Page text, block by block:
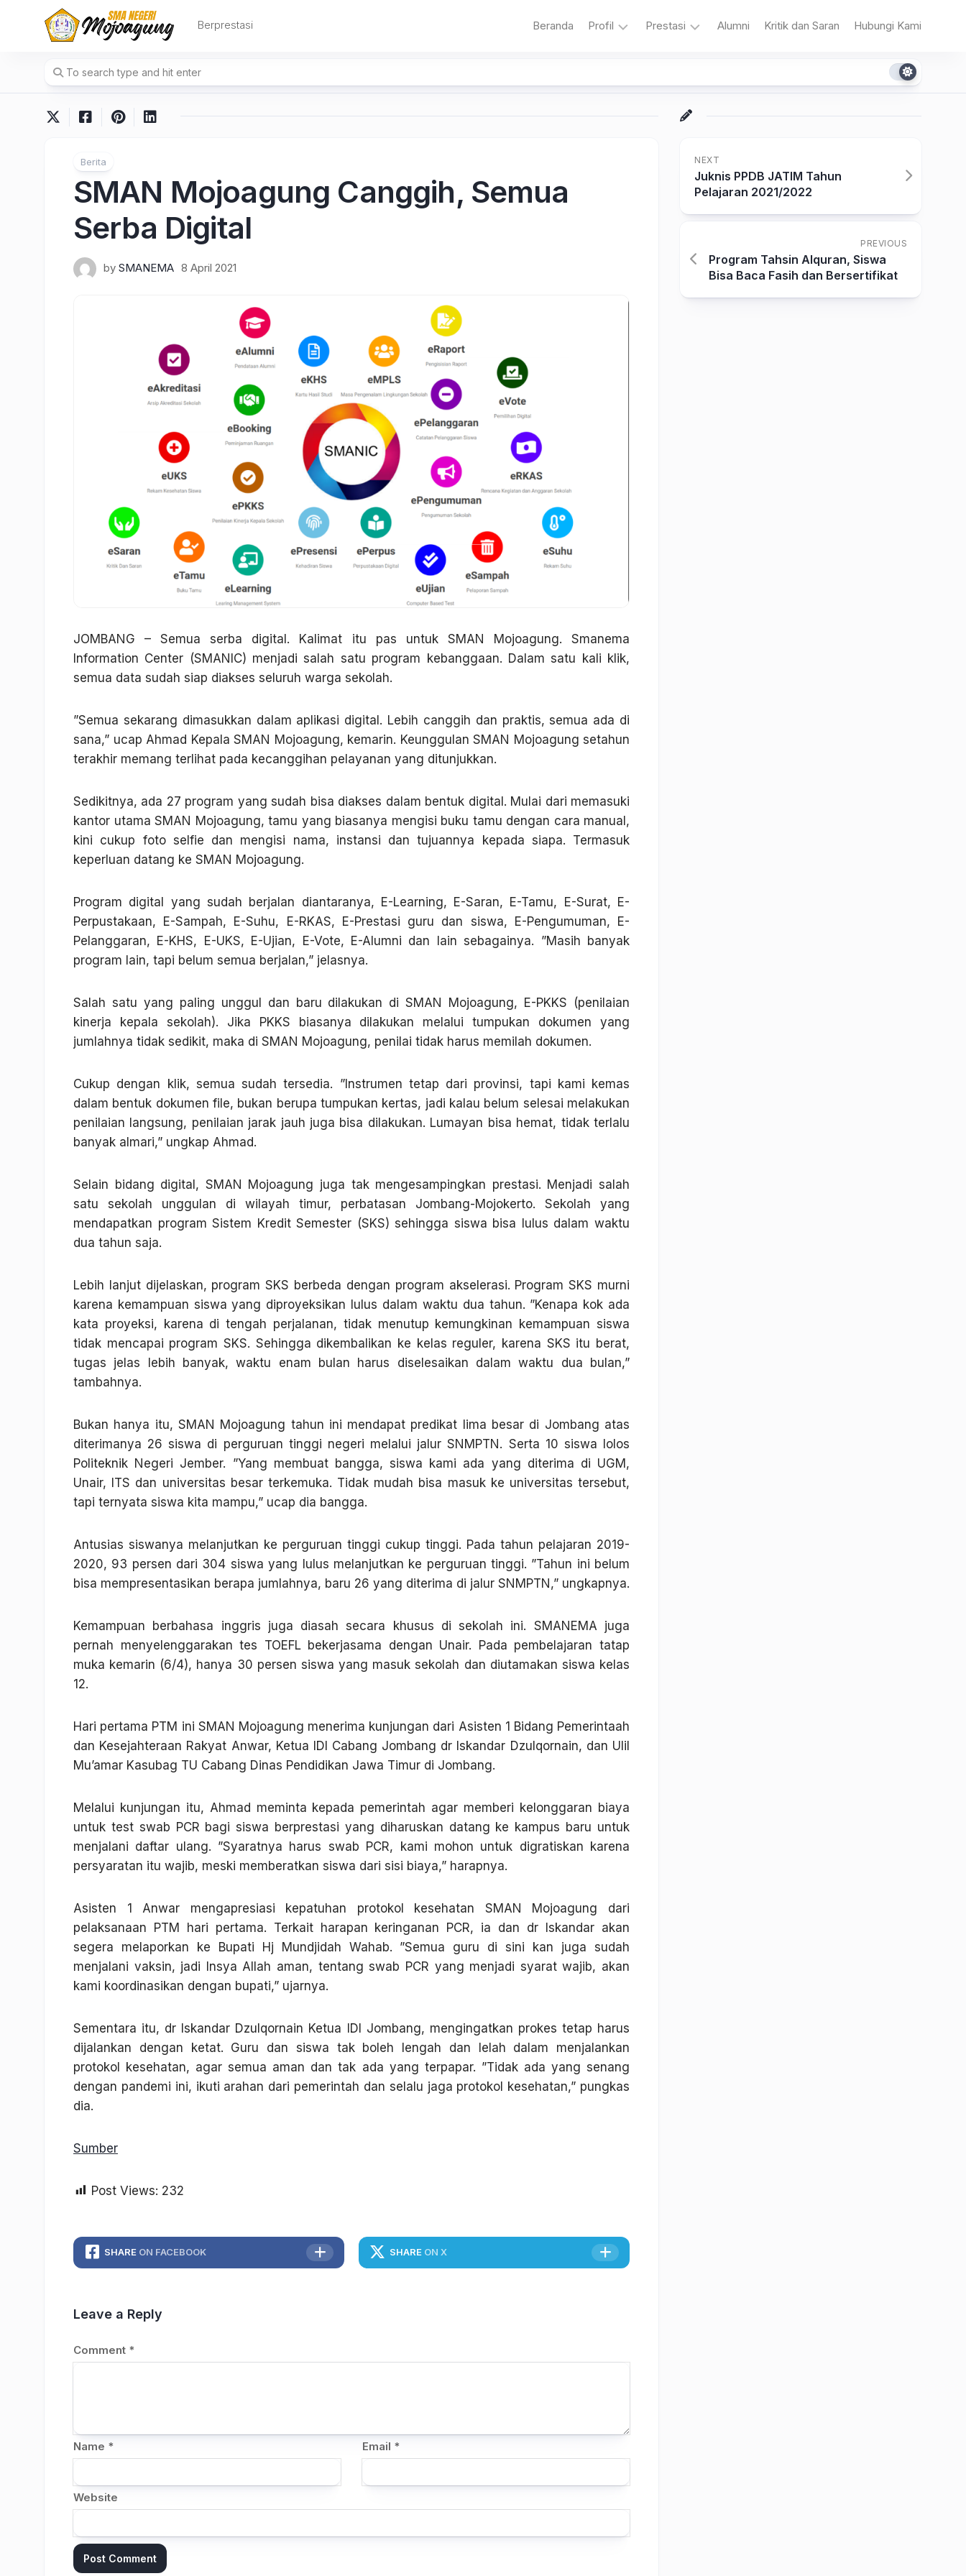
Berprestasi Beranda Profil
Sekolah
Prestasi
Akademik
Alumni Kritik dan Saran Hubungi Kami
Berita
SMAN Mojoagung Canggih, Semua
Serba Digital
by SMANEMA 8 April 2021
JOMBANG – Semua serba digital. Kalimat itu pas untuk SMAN Mojoagung. Smanema
Information Center (SMANIC) menjadi salah satu program kebanggaan. Dalam satu kali klik,
semua data sudah siap diakses seluruh warga sekolah.
”Semua sekarang dimasukkan dalam aplikasi digital. Lebih canggih dan praktis, semua ada di
sana,” ucap Ahmad Kepala SMAN Mojoagung, kemarin. Keunggulan SMAN Mojoagung setahun
terakhir memang terlihat pada kecanggihan pelayanan yang ditunjukkan.
Sedikitnya, ada 27 program yang sudah bisa diakses dalam bentuk digital. Mulai dari memasuki
kantor utama SMAN Mojoagung, tamu yang biasanya mengisi buku tamu dengan cara manual,
kini cukup foto selfie dan mengisi nama, instansi dan tujuannya kepada siapa. Termasuk
keperluan datang ke SMAN Mojoagung.
Program digital yang sudah berjalan diantaranya, E-Learning, E-Saran, E-Tamu, E-Surat, E-
Perpustakaan, E-Sampah, E-Suhu, E-RKAS, E-Prestasi guru dan siswa, E-Pengumuman, E-
Pelanggaran, E-KHS, E-UKS, E-Ujian, E-Vote, E-Alumni dan lain sebagainya. ”Masih banyak
program lain, tapi belum semua berjalan,” jelasnya.
Salah satu yang paling unggul dan baru dilakukan di SMAN Mojoagung, E-PKKS (penilaian
kinerja kepala sekolah). Jika PKKS biasanya dilakukan melalui tumpukan dokumen yang
jumlahnya tidak sedikit, maka di SMAN Mojoagung, penilai tidak harus memilah dokumen.
Cukup dengan klik, semua sudah tersedia. ”Instrumen tetap dari provinsi, tapi kami kemas
dalam bentuk dokumen file, bukan berupa tumpukan kertas, jadi kalau belum selesai melakukan
penilaian langsung, penilaian jarak jauh juga bisa dilakukan. Lumayan bisa hemat, tidak terlalu
banyak almari,” ungkap Ahmad.
Selain bidang digital, SMAN Mojoagung juga tak mengesampingkan prestasi. Menjadi salah
satu sekolah unggulan di wilayah timur, perbatasan Jombang-Mojokerto. Sekolah yang
mendapatkan program Sistem Kredit Semester (SKS) sehingga siswa bisa lulus dalam waktu
dua tahun saja.
Lebih lanjut dijelaskan, program SKS berbeda dengan program akselerasi. Program SKS murni
karena kemampuan siswa yang diproyeksikan lulus dalam waktu dua tahun. ”Kenapa kok ada
kata proyeksi, karena di tengah perjalanan, tidak menutup kemungkinan kemampuan siswa
tidak mencapai program SKS. Sehingga dikembalikan ke kelas reguler, karena SKS itu berat,
tugas jelas lebih banyak, waktu enam bulan harus diselesaikan dalam waktu dua bulan,”
tambahnya.
Bukan hanya itu, SMAN Mojoagung tahun ini mendapat predikat lima besar di Jombang atas
diterimanya 26 siswa di perguruan tinggi negeri melalui jalur SNMPTN. Serta 10 siswa lolos
Politeknik Negeri Jember. ”Yang membuat bangga, siswa kami ada yang diterima di UGM,
Unair, ITS dan universitas besar terkemuka. Tidak mudah bisa masuk ke universitas tersebut,
tapi ternyata siswa kita mampu,” ucap dia bangga.
Antusias siswanya melanjutkan ke perguruan tinggi cukup tinggi. Pada tahun pelajaran 2019-
2020, 93 persen dari 304 siswa yang lulus melanjutkan ke perguruan tinggi. ”Tahun ini belum
bisa mempresentasikan berapa jumlahnya, baru 26 yang diterima di jalur SNMPTN,” ungkapnya.
Kemampuan berbahasa inggris juga diasah secara khusus di sekolah ini. SMANEMA juga
pernah menyelenggarakan tes TOEFL bekerjasama dengan Unair. Pada pembelajaran tatap
muka kemarin (6/4), hanya 30 persen siswa yang masuk sekolah dan diutamakan siswa kelas
12.
Hari pertama PTM ini SMAN Mojoagung menerima kunjungan dari Asisten 1 Bidang Pemerintaah
dan Kesejahteraan Rakyat Anwar, Ketua IDI Cabang Jombang dr Iskandar Dzulqornain, dan Ulil
Mu’amar Kasubag TU Cabang Dinas Pendidikan Jawa Timur di Jombang.
Melalui kunjungan itu, Ahmad meminta kepada pemerintah agar memberi kelonggaran biaya
untuk test swab PCR bagi siswa berprestasi yang diharuskan datang ke kampus baru untuk
menjalani daftar ulang. ”Syaratnya harus swab PCR, kami mohon untuk digratiskan karena
persyaratan itu wajib, meski memberatkan siswa dari sisi biaya,” harapnya.
Asisten 1 Anwar mengapresiasi kepatuhan protokol kesehatan SMAN Mojoagung dari
pelaksanaan PTM hari pertama. Terkait harapan keringanan PCR, ia dan dr Iskandar akan
segera melaporkan ke Bupati Hj Mundjidah Wahab. ”Semua guru di sini kan juga sudah
menjalani vaksin, jadi Insya Allah aman, tentang swab PCR yang menjadi syarat wajib, akan
kami koordinasikan dengan bupati,” ujarnya.
Sementara itu, dr Iskandar Dzulqornain Ketua IDI Jombang, mengingatkan prokes tetap harus
dijalankan dengan ketat. Guru dan siswa tak boleh lengah dan lelah dalam menjalankan
protokol kesehatan, agar semua aman dan tak ada yang terpapar. ”Tidak ada yang senang
dengan pandemi ini, ikuti arahan dari pemerintah dan selalu jaga protokol kesehatan,” pungkas
dia.
Sumber
Post Views: 232
SHARE ON FACEBOOK SHARE ON X
Leave a Reply
Comment *
Name * Email *
Website
NEXT
Juknis PPDB JATIM Tahun
Pelajaran 2021/2022
PREVIOUS
Program Tahsin Alquran, Siswa
Bisa Baca Fasih dan Bersertifikat